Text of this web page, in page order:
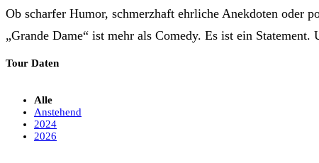
Ob scharfer Humor, schmerzhaft ehrliche Anekdoten oder
„Grande Dame“ ist mehr als Comedy. Es ist ein
Tour Daten
Alle
Anstehend
2024
2026